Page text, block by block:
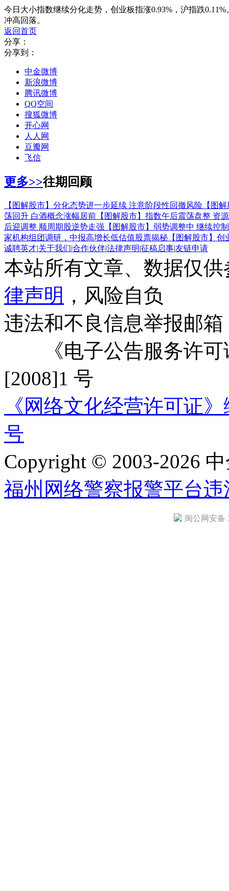
今日大小指数继续分化走势，创业板指涨0.93%，沪指跌
冲高回落。
返回首页
分享：
分享到：
中金微博
新浪微博
腾讯微博
QQ空间
搜狐微博
开心网
人人网
豆瓣网
飞信
更多>>往期回顾
【图解股市】分化态势进一步延续 注意阶段性回撤风险 【图
荡回升 白酒概念涨幅居前 【图解股市】指数午后震荡盘整 资
后迎调整 顺周期股逆势走强 【图解股市】弱势调整中 继续控
家机构组团调研，中报高增长低估值股票揭秘 【图解股市】
诚聘英才|关于我们|合作伙伴|法律声明|征稿启事|友链申请
本站所有文章、数据仅
律声明 ，风险自负
违法和不良信息举报邮箱
《电子公告服务许可
[2008]1 号
《网络文化经营许可证
号
Copyright © 2003-2026
福州网络警察报警平台违
闽公网安备